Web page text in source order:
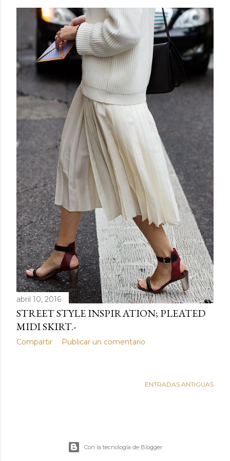
abril 10, 2016
STREET STYLE INSPIRATION; PLEATED
MIDI SKIRT.-
Compartir Publicar un comentario
ENTRADAS ANTIGUAS
Con la tecnología de Blogger